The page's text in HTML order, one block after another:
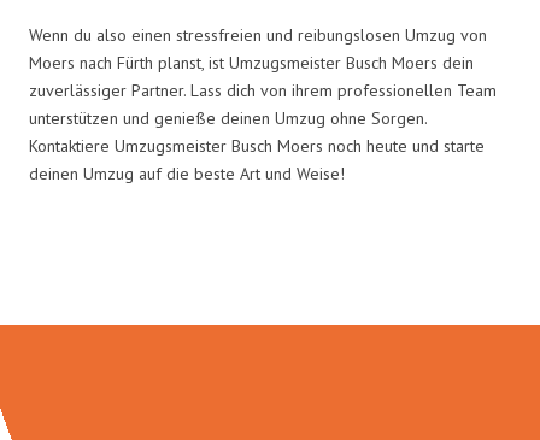
Wenn du also einen stressfreien und reibungslosen Umzug von
Moers nach Fürth planst, ist Umzugsmeister Busch Moers dein
zuverlässiger Partner. Lass dich von ihrem professionellen Team
unterstützen und genieße deinen Umzug ohne Sorgen.
Kontaktiere Umzugsmeister Busch Moers noch heute und starte
deinen Umzug auf die beste Art und Weise!